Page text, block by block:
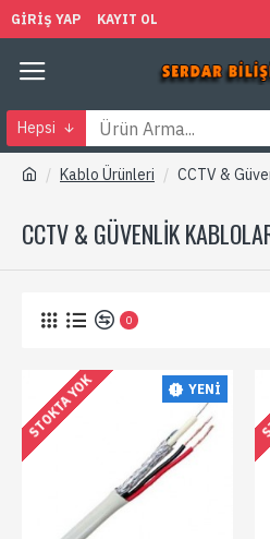
GIRIŞ YAP KAYIT OL
Hepsi
Kablo Ürünleri CCTV &
CCTV & GÜVENLIK
0
YENI
STOKTA YOK